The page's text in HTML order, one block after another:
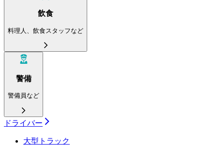
飲食
料理人、飲食スタッフなど
警備
警備員など
ドライバー
大型トラック